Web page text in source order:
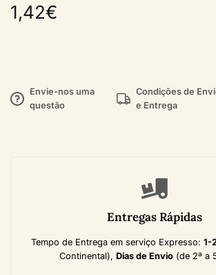
1,42€
Envie-nos uma
questão
Condições de
e Entrega
Entregas Rápidas
Tempo de Entrega em serviço Expresso: 1-
Continental), Dias de Envio (de 2ª a